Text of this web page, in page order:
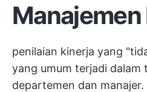
penilaian kinerja yang
yang umum terjadi dalam
departemen dan manajer.